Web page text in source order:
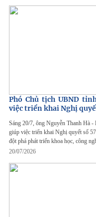
Phó Chủ tịch UBND
việc triển khai Nghị
Sáng 20/7, ông Nguyễn Thanh Hà
giúp việc triển khai Nghị quyết số
đột phá phát triển khoa học, công
20/07/2026